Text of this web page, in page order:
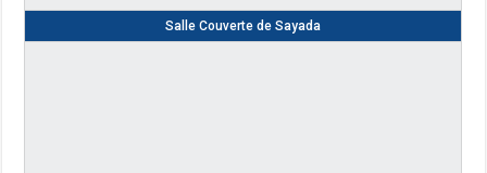
Salle Couverte de Sayada